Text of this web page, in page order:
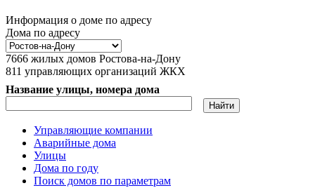
Информация о доме по адресу
Дома по адресу
7666 жилых домов Ростова-на-Дону
811 управляющих организаций ЖКХ
Название улицы, номера дома
Главное меню
Управляющие компании
Аварийные дома
Улицы
Дома по году
Поиск домов по параметрам